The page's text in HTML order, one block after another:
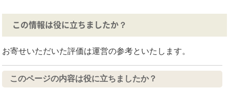
この情報は役に立ちましたか？
お寄せいただいた評価は運営の参考といたします。
このページの内容は役に立ちましたか？